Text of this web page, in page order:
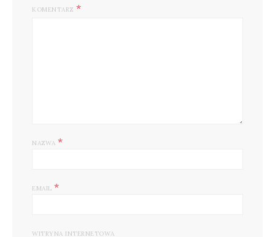
KOMENTARZ
NAZWA *
EMAIL *
WITRYNA INTERNETOWA